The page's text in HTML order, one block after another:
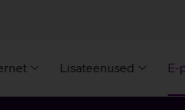
Lisateenused E-